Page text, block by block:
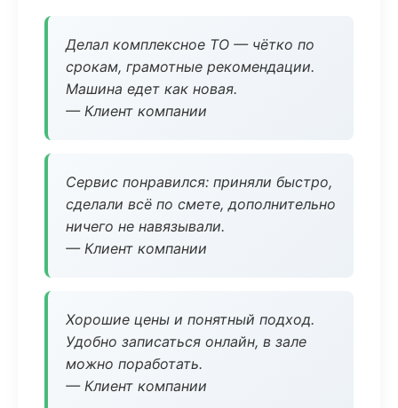
Делал комплексное ТО — чётко по
срокам, грамотные рекомендации.
Машина едет как новая.
— Клиент компании
Сервис понравился: приняли быстро,
сделали всё по смете, дополнительно
ничего не навязывали.
— Клиент компании
Хорошие цены и понятный подход.
Удобно записаться онлайн, в зале
можно поработать.
— Клиент компании